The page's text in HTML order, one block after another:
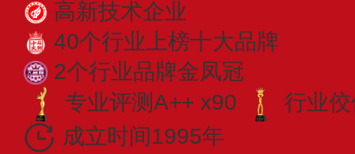
高新技术企业
40个行业上榜十大品牌
2个行业品牌金凤冠
专业​评测A++ x90
行业
成立时间1995年